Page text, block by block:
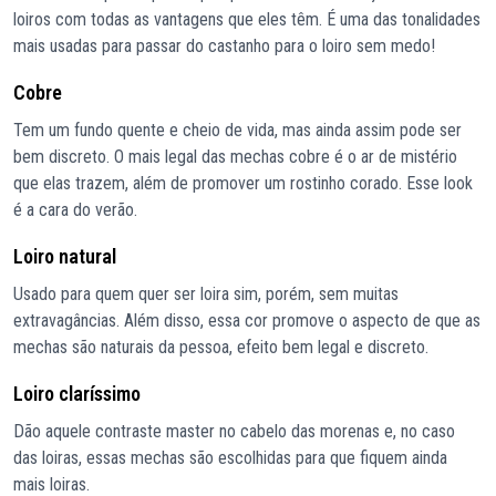
loiros com todas as vantagens que eles têm. É uma das tonalidades
mais usadas para passar do castanho para o loiro sem medo!
Cobre
Tem um fundo quente e cheio de vida, mas ainda assim pode ser
bem discreto. O mais legal das mechas cobre é o ar de mistério
que elas trazem, além de promover um rostinho corado. Esse look
é a cara do verão.
Loiro natural
Usado para quem quer ser loira sim, porém, sem muitas
extravagâncias. Além disso, essa cor promove o aspecto de que as
mechas são naturais da pessoa, efeito bem legal e discreto.
Loiro claríssimo
Dão aquele contraste master no cabelo das morenas e, no caso
das loiras, essas mechas são escolhidas para que fiquem ainda
mais loiras.